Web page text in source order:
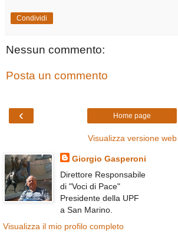
Condividi
Nessun commento:
Posta un commento
‹ Home page
Visualizza versione web
Giorgio Gasperoni
Direttore Responsabile
di "Voci di Pace"
Presidente della UPF
a San Marino.
Visualizza il mio profilo completo